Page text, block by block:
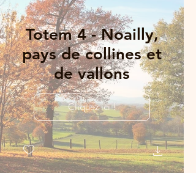
Totem 4 - Noailly,
pays de collines et
de vallons
Cliquez ici !